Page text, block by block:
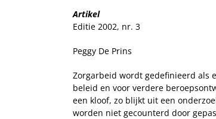
Artikel
Editie 2002, nr. 3
Peggy De Prins
Zorgarbeid wordt gedefinieerd als
beleid en voor verdere
een kloof, zo blijkt uit een
worden niet gecounterd door